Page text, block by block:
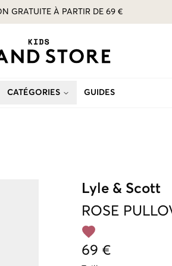
GRATUITE À PARTIR DE 69 €
CATÉGORIES GUIDES
Lyle & Scott
ROSE
69 €